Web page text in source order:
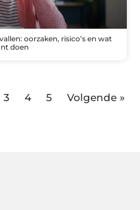
oorzaken, risico’s en wat
doen
3 4 5 Volgende »